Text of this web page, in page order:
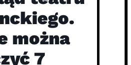
można
7